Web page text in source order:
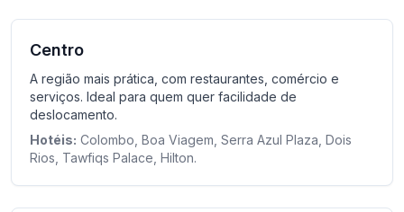
Centro
A região mais prática, com restaurantes, comércio e
serviços. Ideal para quem quer facilidade de
deslocamento.
Hotéis: Colombo, Boa Viagem, Serra Azul Plaza, Dois
Rios, Tawfiqs Palace, Hilton.